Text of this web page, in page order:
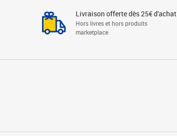
Livraison offerte dès 25€ d'achat
Hors livres et hors produits
marketplace